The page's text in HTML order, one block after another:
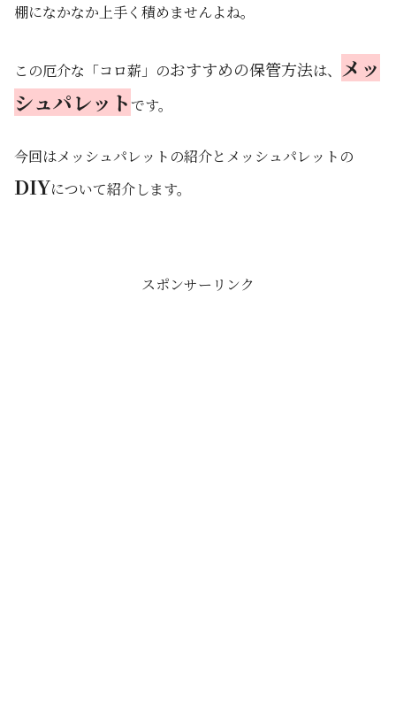
棚になかなか上手く積めませんよね。
この厄介な「コロ薪」のおすすめの保管方法は、
メッ
シュパレットです。
今回はメッシュパレットの紹介とメッシュパレットの
DIYについて紹介します。
スポンサーリンク